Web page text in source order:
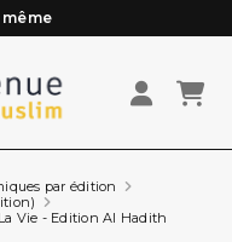
au Vend)
par édition
Vie - Edition Al Hadith